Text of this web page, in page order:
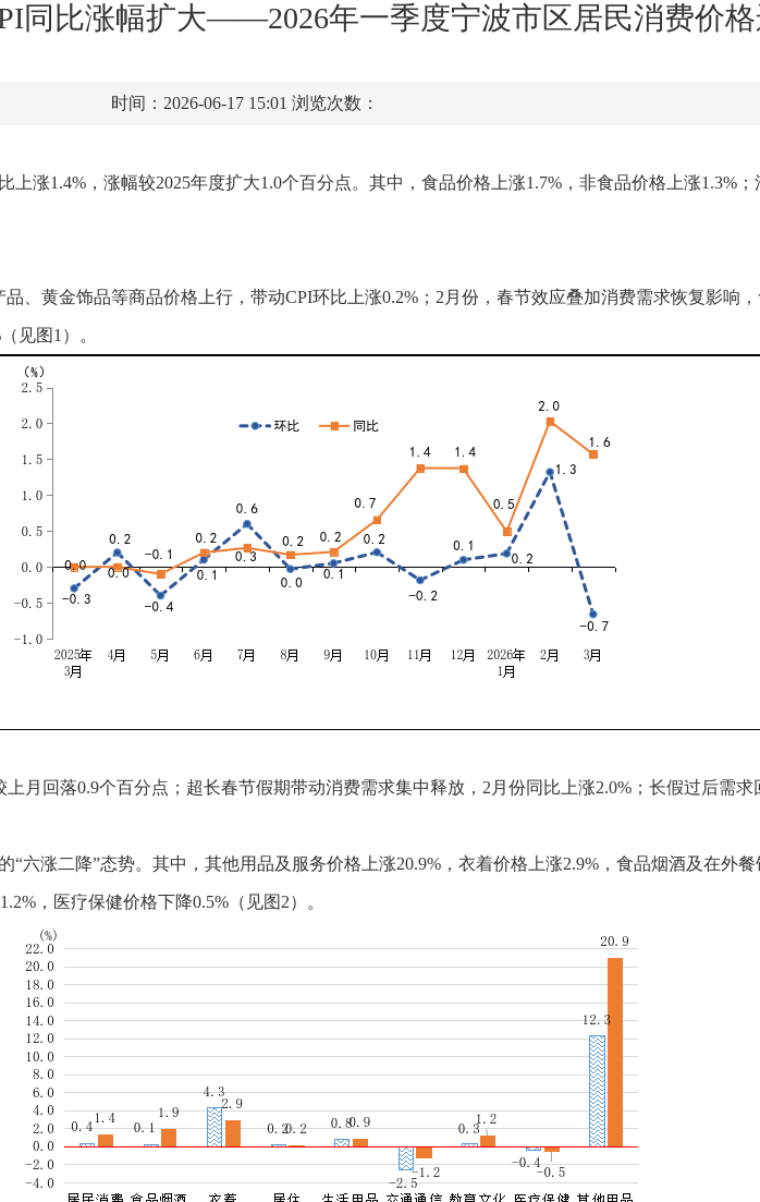
同比涨幅扩大——2026年一季度宁波市区居民消费价
时间：2026-06-17 15:01 浏览次数：
涨1.4%，涨幅较2025年度扩大1.0个百分点。其中，食品价格上涨1.7%，非食品价格上涨1.3%
、黄金饰品等商品价格上行，带动CPI环比上涨0.2%；2月份，春节效应叠加消费需求恢复影响
见图1）。
月回落0.9个百分点；超长春节假期带动消费需求集中释放，2月份同比上涨2.0%；长假过后需求
六涨二降”态势。其中，其他用品及服务价格上涨20.9%，衣着价格上涨2.9%，食品烟酒及在外
，医疗保健价格下降0.5%（见图2）。